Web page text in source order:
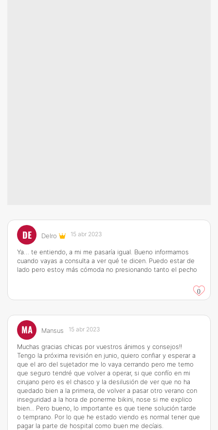
DE Delro 15 abr 2023
Ya… te entiendo, a mi me pasaría igual. Bueno informamos
cuando vayas a consulta a ver qué te dicen. Puedo estar de
lado pero estoy más cómoda no presionando tanto el pecho
0
MA Mansus 15 abr 2023
Muchas gracias chicas por vuestros ánimos y consejos!!
Tengo la próxima revisión en junio, quiero confiar y esperar a
que el aro del sujetador me lo vaya cerrando pero me temo
que seguro tendré que volver a operar, si que confío en mi
cirujano pero es el chasco y la desilusión de ver que no ha
quedado bien a la primera, de volver a pasar otro verano con
inseguridad a la hora de ponerme bikini, nose si me explico
bien... Pero bueno, lo importante es que tiene solución tarde
o temprano. Por lo que he estado viendo es normal tener que
pagar la parte de hospital como buen me decíais.